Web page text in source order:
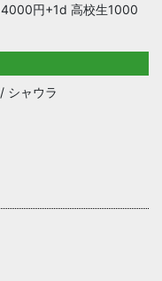
円+1d 高校生1000
シャウラ